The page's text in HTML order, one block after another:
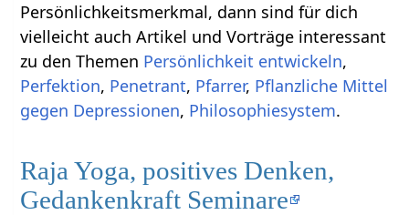
Persönlichkeitsmerkmal, dann sind für dich
vielleicht auch Artikel und Vorträge interessant
zu den Themen Persönlichkeit entwickeln,
Perfektion, Penetrant, Pfarrer, Pflanzliche Mittel
gegen Depressionen, Philosophiesystem.
Raja Yoga, positives Denken,
Gedankenkraft Seminare